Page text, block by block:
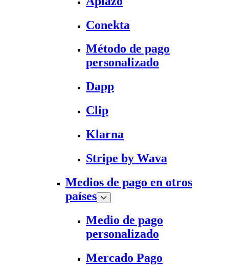
Conekta
Método de pago
personalizado
Dapp
Clip
Klarna
Stripe by Wava
Medios de pago en otros
países
Medio de pago
personalizado
Mercado Pago